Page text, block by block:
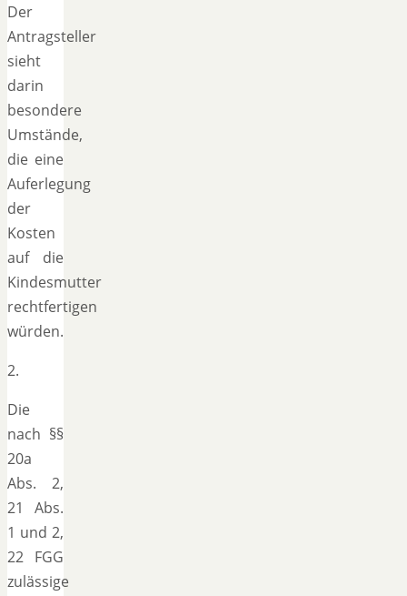
Der
Antragsteller
sieht
darin
besondere
Umstände,
die eine
Auferlegung
der
Kosten
auf die
Kindesmutter
rechtfertigen
würden.
2.
Die
nach §§
20a
Abs. 2,
21 Abs.
1 und 2,
22 FGG
zulässige